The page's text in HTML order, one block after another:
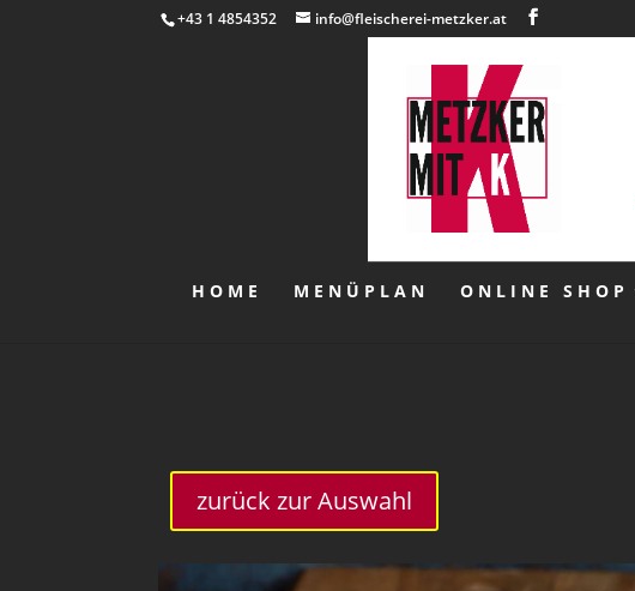
+43 1 4854352 info@fleischerei-metzker.at
HOME MENÜPLAN ONLINE SHOP
zurück zur Auswahl